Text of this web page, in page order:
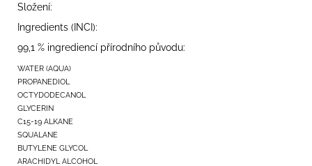
Složení:
Ingredients (INCI):
99,1 % ingrediencí přírodního původu:
WATER (AQUA)
PROPANEDIOL
OCTYDODECANOL
GLYCERIN
C15-19 ALKANE
SQUALANE
BUTYLENE GLYCOL
ARACHIDYL ALCOHOL